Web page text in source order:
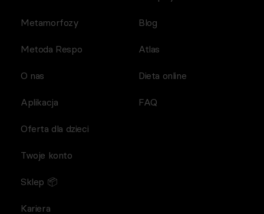
Metamorfozy
Metoda Respo
O nas
Aplikacja
Blog
Atlas
Dieta online
FAQ
Oferta dla dzieci
Twoje konto
Sklep 📦
Kariera